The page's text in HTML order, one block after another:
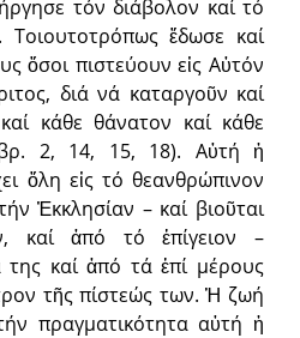
τόν διάβολον καί τό
ἔδωσε καί
ὅσοι πιστεύουν εἰς Αὐτόν
διά νά καταργοῦν καί
κάθε θάνατον καί κάθε
2, 14, 15, 18). Αὐτή ἡ
ὅλη εἰς τό θεανθρώπινον
Ἐκκλησίαν – καί βιοῦται
καί ἀπό τό ἐπίγειον –
καί ἀπό τά ἐπί μέρους
τῆς πίστεώς των. Ἡ ζωή
πραγματικότητα αὐτή ἡ